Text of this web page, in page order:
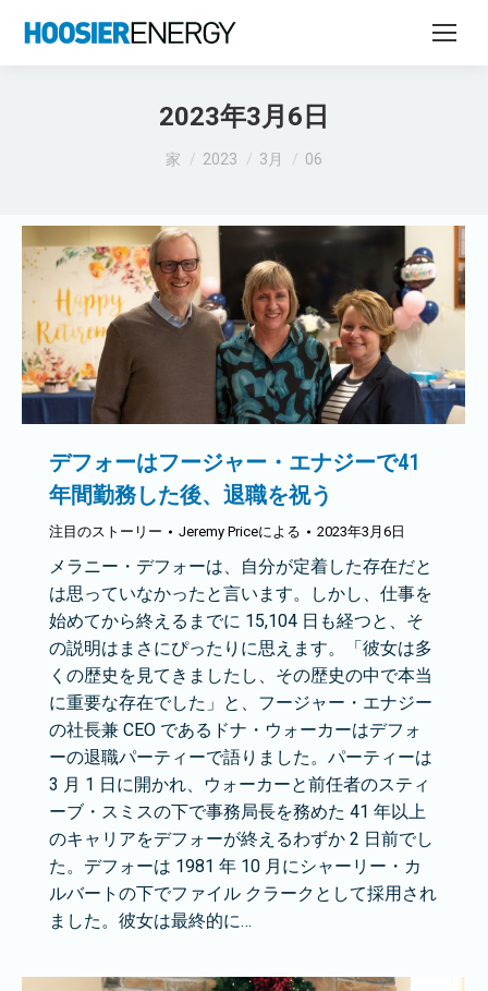
2023年3月6日
あなたはここにいる：
家 2023 3月 06
デフォーはフージャー・エナジーで41
年間勤務した後、退職を祝う
注目のストーリー Jeremy Priceによる 2023年3月6日
メラニー・デフォーは、自分が定着した存在だと
は思っていなかったと言います。しかし、仕事を
始めてから終えるまでに 15,104 日も経つと、そ
の説明はまさにぴったりに思えます。「彼女は多
くの歴史を見てきましたし、その歴史の中で本当
に重要な存在でした」と、フージャー・エナジー
の社長兼 CEO であるドナ・ウォーカーはデフォ
ーの退職パーティーで語りました。パーティーは
3 月 1 日に開かれ、ウォーカーと前任者のスティ
ーブ・スミスの下で事務局長を務めた 41 年以上
のキャリアをデフォーが終えるわずか 2 日前でし
た。デフォーは 1981 年 10 月にシャーリー・カ
ルバートの下でファイル クラークとして採用され
ました。彼女は最終的に…